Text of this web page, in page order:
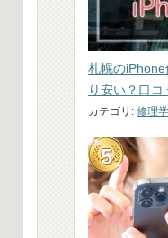
札幌の
り安い？口
カテゴリ: 修理